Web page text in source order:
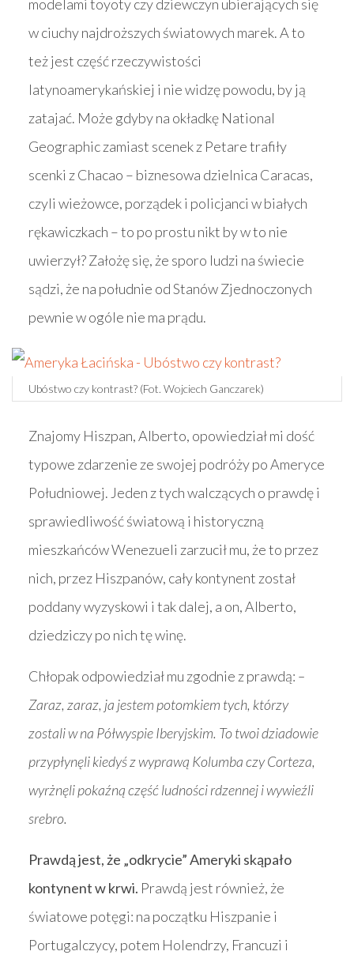
modelami toyoty czy dziewczyn ubierających się
w ciuchy najdroższych światowych marek. A to
też jest część rzeczywistości
latynoamerykańskiej i nie widzę powodu, by ją
zatajać. Może gdyby na okładkę National
Geographic zamiast scenek z Petare trafiły
scenki z Chacao – biznesowa dzielnica Caracas,
czyli wieżowce, porządek i policjanci w białych
rękawiczkach – to po prostu nikt by w to nie
uwierzył? Założę się, że sporo ludzi na świecie
sądzi, że na południe od Stanów Zjednoczonych
pewnie w ogóle nie ma prądu.
Ubóstwo czy kontrast? (Fot. Wojciech Ganczarek)
Znajomy Hiszpan, Alberto, opowiedział mi dość
typowe zdarzenie ze swojej podróży po Ameryce
Południowej. Jeden z tych walczących o prawdę i
sprawiedliwość światową i historyczną
mieszkańców Wenezueli zarzucił mu, że to przez
nich, przez Hiszpanów, cały kontynent został
poddany wyzyskowi i tak dalej, a on, Alberto,
dziedziczy po nich tę winę.
Chłopak odpowiedział mu zgodnie z prawdą: –
Zaraz, zaraz, ja jestem potomkiem tych, którzy
zostali w na Półwyspie Iberyjskim. To twoi dziadowie
przypłynęli kiedyś z wyprawą Kolumba czy Corteza,
wyrżnęli pokaźną część ludności rdzennej i wywieźli
srebro.
Prawdą jest, że „odkrycie” Ameryki skąpało
kontynent w krwi. Prawdą jest również, że
światowe potęgi: na początku Hiszpanie i
Portugalczycy, potem Holendrzy, Francuzi i